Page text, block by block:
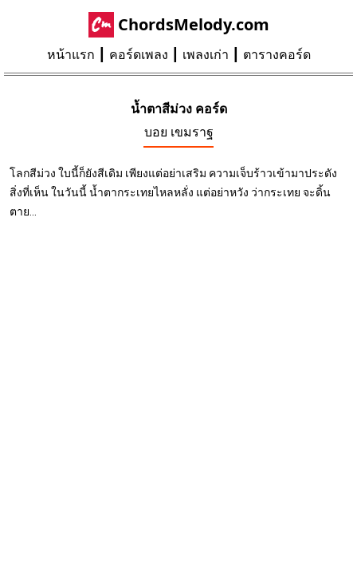
ChordsMelody.com
หน้าแรก คอร์ดเพลง เพลงเก่า ตารางคอร์ด
น้ำตาสีม่วง คอร์ด
บอย เขมราฐ
โลกสีม่วง ใบนี้ก็ยังสีเดิม เพียงแต่อย่าเสริม ความเจ็บร้าวเข้ามาประดัง
สิ่งที่เห็น ในวันนี้ น้ำตากระเทยไหลหลั่ง แต่อย่าหวัง ว่ากระเทย จะดิ้น
ตาย...